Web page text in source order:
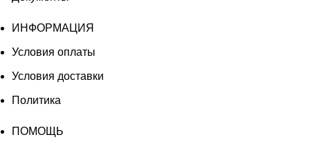
ИНФОРМАЦИЯ
Условия оплаты
Условия доставки
Политика
ПОМОЩЬ